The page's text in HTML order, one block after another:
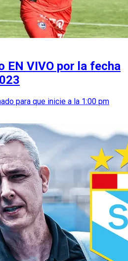
EN VIVO por la fecha
para que inicie a la 1:00 pm